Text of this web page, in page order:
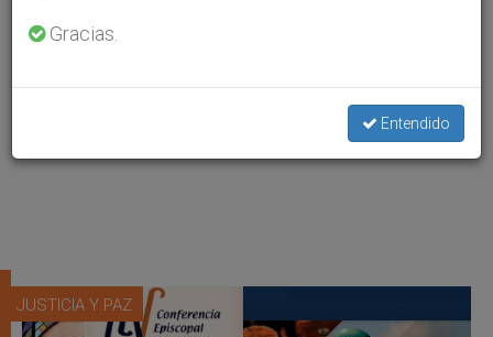
JUSTICIA Y PAZ
Gracias.
Entendido